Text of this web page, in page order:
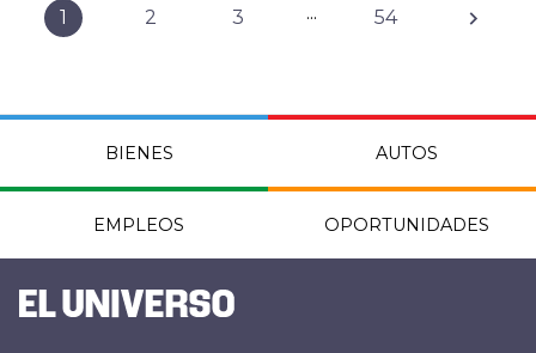
1 2 3 ... 54
BIENES AUTOS
EMPLEOS OPORTUNIDADES